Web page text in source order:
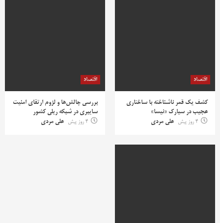
اقتصاد
کشف یک قمر ناشناخته با ساختاری
عجیب در سیارک «نیسا»
4 روز پیش
علی مردی
اقتصاد
بررسی چالش‌ها و لزوم ارتقای امنیت
سایبری در شبکه ریلی کشور
4 روز پیش
علی مردی